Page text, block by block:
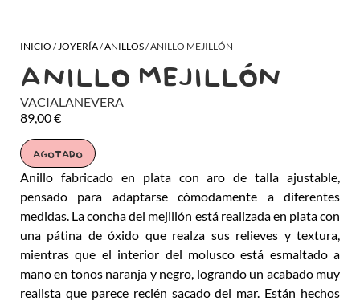
INICIO /JOYERÍA/ANILLOS/ ANILLO MEJILLÓN
ANILLO MEJILLÓN
VACIALANEVERA
89,00€
AGOTADO
Anillo fabricado en plata con aro de talla ajustable,
pensado para adaptarse cómodamente a diferentes
medidas. La concha del mejillón está realizada en plata con
una pátina de óxido que realza sus relieves y textura,
mientras que el interior del molusco está esmaltado a
mano en tonos naranja y negro, logrando un acabado muy
realista que parece recién sacado del mar. Están hechos